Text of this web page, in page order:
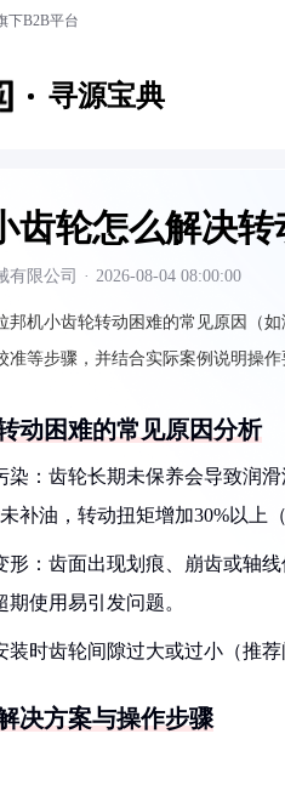
下B2B平台
寻源宝典
齿轮怎么解决
有限公司 · 2026-08-04 08:00:00
邦机小齿轮转动困难的常见原因（
准等步骤，并结合实际案例说明操
动困难的常见原因分析
染：齿轮长期未保养会导致润
补油，转动扭矩增加30%以上
形：齿面出现划痕、崩齿或轴
期使用易引发问题。
装时齿轮间隙过大或过小（推
决方案与操作步骤